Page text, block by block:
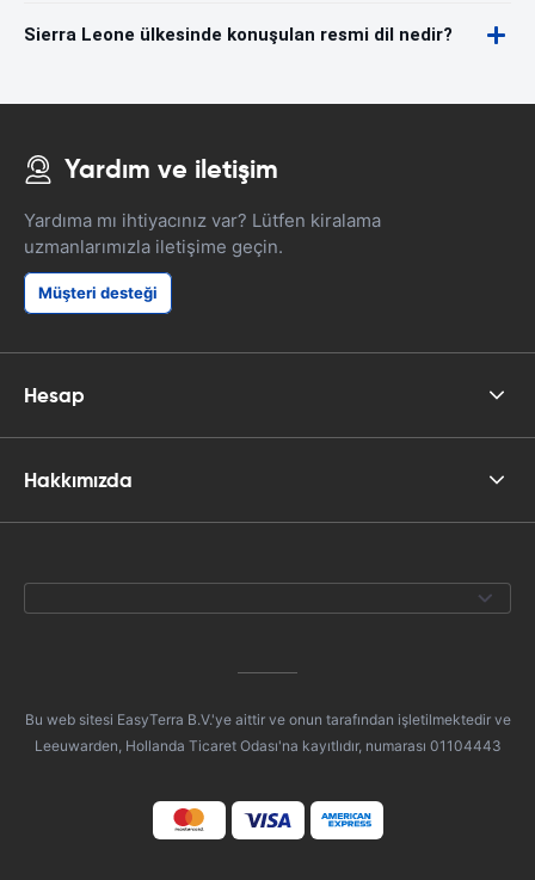
Sierra Leone ülkesinde konuşulan resmi dil nedir?
Yardım ve iletişim
Yardıma mı ihtiyacınız var? Lütfen kiralama
uzmanlarımızla iletişime geçin.
Müşteri desteği
Hesap
Hakkımızda
Bu web sitesi EasyTerra B.V.'ye aittir ve onun tarafından işletilmektedir ve
Leeuwarden, Hollanda Ticaret Odası'na kayıtlıdır, numarası 01104443